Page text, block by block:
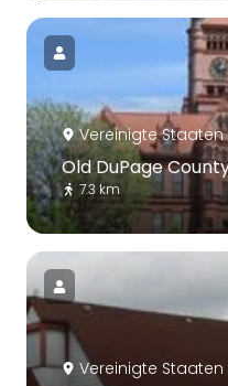
Vereinigte
Old DuPage
7.3 km
Vereinigte